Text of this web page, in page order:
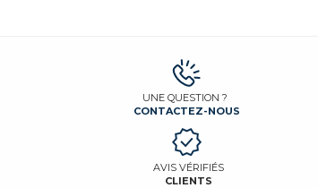
UNE QUESTION ?
CONTACTEZ-NOUS
AVIS VÉRIFIÉS
CLIENTS